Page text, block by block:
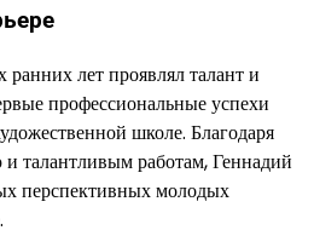
лет проявлял талант и
профессиональные успехи
школе. Благодаря
талантливым работам, Геннадий
перспективных молодых